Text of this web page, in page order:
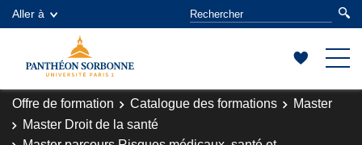
Aller à
Offre de formation Catalogue des formations
Master
Master Droit de la santé